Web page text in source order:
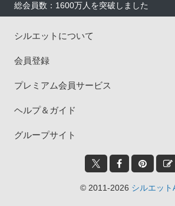
総会員数：1600万人を突破しました
シルエットについて
会員登録
プレミアム会員サービス
ヘルプ＆ガイド
グループサイト
© 2011-2026 シルエット